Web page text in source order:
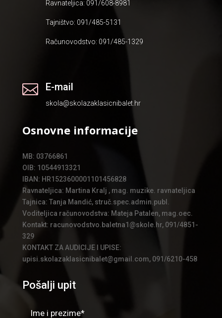
Ravnateljica: 091/608-8981
Tajništvo: 091/485-5131
Računovodstvo: 091/485-1329
 E-mail
skola@skolazaklasicnibalet.hr
Osnovne informacije
MB: 03766861
OIB: 10544913321
IBAN: HR1523600001101456828
Ravnateljica: Martina Kralj , mag. muzike. ravnateljica
Tajnica: Tanja Mandić, struč.spec.admin.publ.
Voditeljica računovodstva: Mateja Patalen, mag.oec.
Kontakt: racunovodstvo.baletna1@skole.hr, 091/4851-
329
KONTAKT ZA AUDICIJE I UPISE:
upisi.skolazaklasicnibalet@gmail.com, 091/6210-458
Pošalji upit